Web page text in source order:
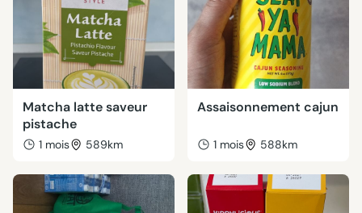
Matcha latte saveur
pistache
1 mois 589km
Assaisonnement cajun
1 mois 588km